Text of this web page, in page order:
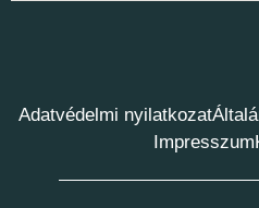
Adatvédelmi nyilatkozat
Impresszum